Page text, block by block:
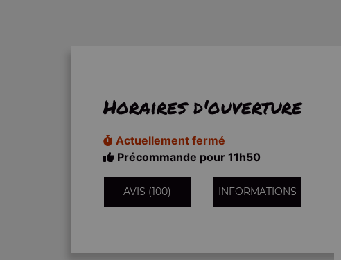
Horaires d'ouverture
Actuellement fermé
Précommande pour 11h50
AVIS (100) INFORMATIONS